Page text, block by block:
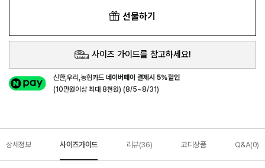
선물하기
사이즈 가이드를 참고하세요!
신한,우리,농협카드네이버페이 결제시 5%할인
(10만원이상 최대 8천원) (8/5~8/31)
상세정보 사이즈가이드 리뷰(36) 코디상품 Q&A(0)